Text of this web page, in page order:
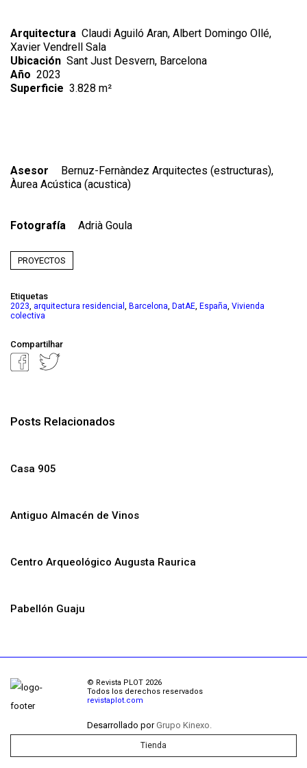
Arquitectura Claudi Aguiló Aran, Albert Domingo Ollé,
Xavier Vendrell Sala
Ubicación Sant Just Desvern, Barcelona
Año 2023
Superficie 3.828 m²
Asesor
Bernuz-Fernàndez Arquitectes (estructuras),
Àurea Acústica (acustica)
Fotografía Adrià Goula
PROYECTOS
Etiquetas
2023, arquitectura residencial , Barcelona, DatAE, España, Vivienda
colectiva
Compartilhar
Posts Relacionados
Casa 905
Antiguo Almacén de Vinos
Centro Arqueológico Augusta Raurica
Pabellón Guaju
© Revista PLOT 2026
Todos los derechos reservados
revistaplot.com
Desarrollado porGrupo Kinexo.
Tienda